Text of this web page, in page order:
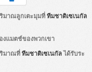
มาณลูกเตะมุมที่ทีมชาติเซเนกัล
งแมตช์ของพวกเขา
ริมาณที่ทีมชาติเซเนกัลได้รับระ